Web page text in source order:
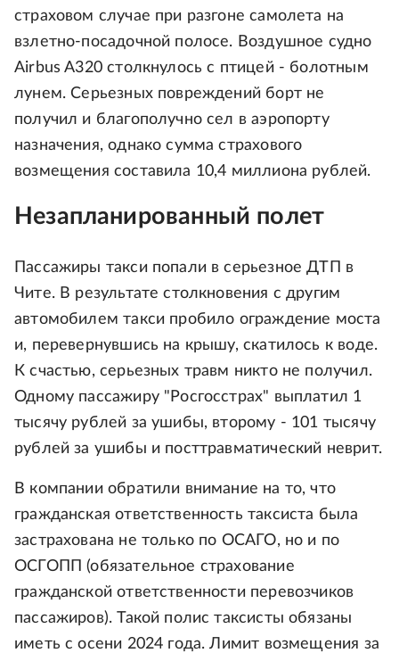
страховом случае при разгоне самолета на
взлетно-посадочной полосе. Воздушное судно
Airbus A320 столкнулось с птицей - болотным
лунем. Серьезных повреждений борт не
получил и благополучно сел в аэропорту
назначения, однако сумма страхового
возмещения составила 10,4 миллиона рублей.
Незапланированный полет
Пассажиры такси попали в серьезное ДТП в
Чите. В результате столкновения с другим
автомобилем такси пробило ограждение моста
и, перевернувшись на крышу, скатилось к воде.
К счастью, серьезных травм никто не получил.
Одному пассажиру "Росгосстрах" выплатил 1
тысячу рублей за ушибы, второму - 101 тысячу
рублей за ушибы и посттравматический неврит.
В компании обратили внимание на то, что
гражданская ответственность таксиста была
застрахована не только по ОСАГО, но и по
ОСГОПП (обязательное страхование
гражданской ответственности перевозчиков
пассажиров). Такой полис таксисты обязаны
иметь с осени 2024 года. Лимит возмещения за